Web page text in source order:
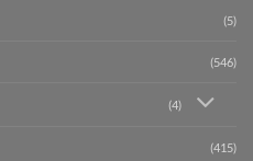
(5)
(546)
(4)
(415)